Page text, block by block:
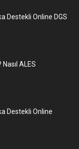
Destekli Online DGS
Nasıl ALES
Destekli Online